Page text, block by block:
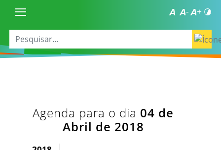
Agenda para o dia 04 de
Abril de 2018